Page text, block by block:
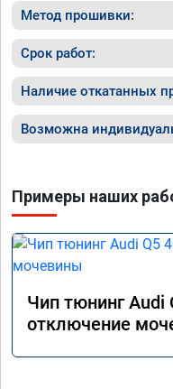
Метод прошивки:
Срок работ:
Наличие откатанных
Возможна
Примеры наших
Чип тюнинг Audi
отключение